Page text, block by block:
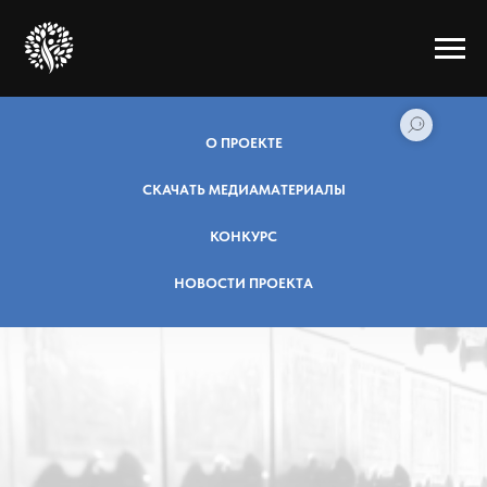
О ПРОЕКТЕ
СКАЧАТЬ МЕДИАМАТЕРИАЛЫ
КОНКУРС
НОВОСТИ ПРОЕКТА